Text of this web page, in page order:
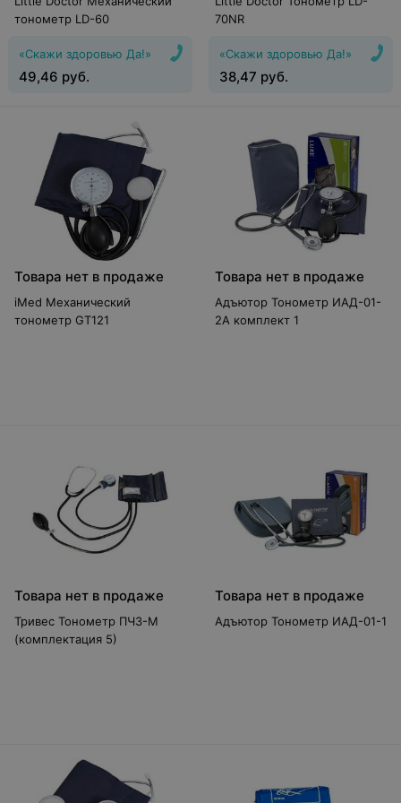
тонометр LD-60
«Скажи здоровью Да!»
49,46 руб.
70NR
«Скажи здоровью Да!»
38,47 руб.
Товара нет в продаже
iMed Механический
тонометр GT121
Товара нет в продаже
Адъютор Тонометр ИАД-01-
2А комплект 1
Товара нет в продаже
Тривес Тонометр ПЧЗ-М
(комплектация 5)
Товара нет в продаже
Адъютор Тонометр ИАД-01-1